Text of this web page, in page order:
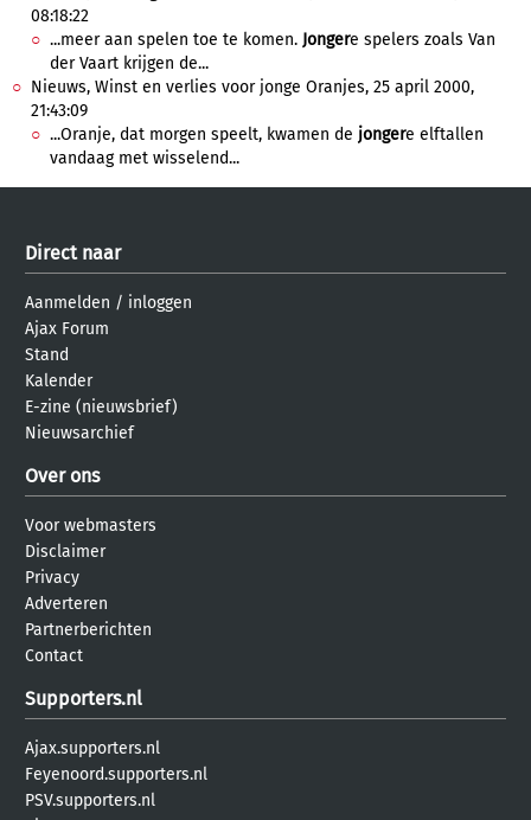
08:18:22
...meer aan spelen toe te komen. Jongere spelers zoals Van
der Vaart krijgen de...
Nieuws, Winst en verlies voor jonge Oranjes, 25 april 2000,
21:43:09
...Oranje, dat morgen speelt, kwamen de jongere elftallen
vandaag met wisselend...
Direct naar
Aanmelden / inloggen
Ajax Forum
Stand
Kalender
E-zine (nieuwsbrief)
Nieuwsarchief
Over ons
Voor webmasters
Disclaimer
Privacy
Adverteren
Partnerberichten
Contact
Supporters.nl
Ajax.supporters.nl
Feyenoord.supporters.nl
PSV.supporters.nl